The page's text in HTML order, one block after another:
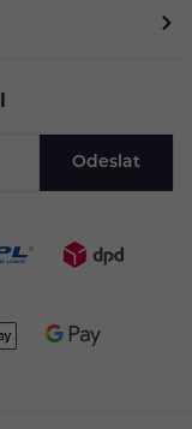
Odeslat